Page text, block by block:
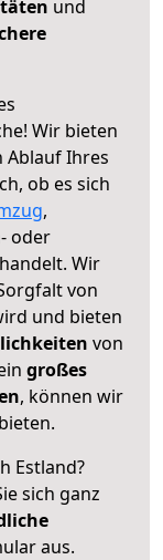
und
Wir bieten
Ablauf Ihres
ob es sich
,
oder
handelt. Wir
von
und bieten
von
großes
, können wir
Estland?
sich ganz
aus.